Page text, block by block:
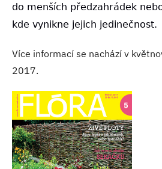
do menších předzahrádek
kde vynikne jejich jedinečnost.
Více informací se nachází v
2017.